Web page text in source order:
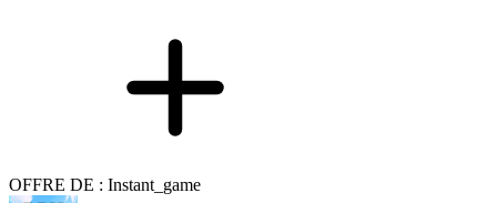
OFFRE DE : Instant_game